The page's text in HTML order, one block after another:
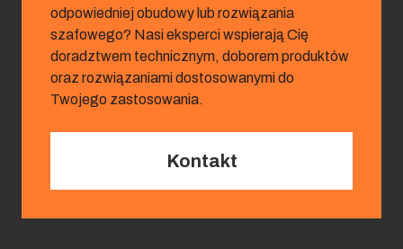
odpowiedniej obudowy lub rozwiązania
szafowego? Nasi eksperci wspierają Cię
doradztwem technicznym, doborem produktów
oraz rozwiązaniami dostosowanymi do
Twojego zastosowania.
Kontakt